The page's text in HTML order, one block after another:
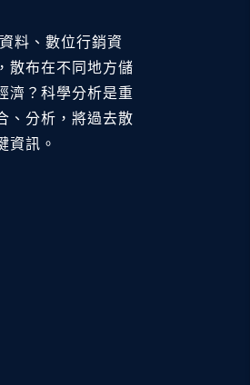
料、數位行銷資
散布在不同地方儲
濟？科學分析是重
、分析，將過去散
資訊。